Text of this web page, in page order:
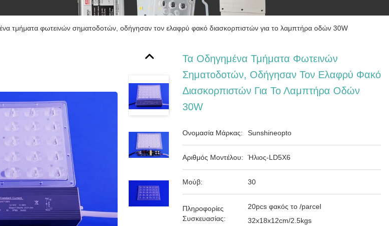
τμήματα φωτεινών σηματοδοτών, οδήγησαν τον ελαφρύ φακό διασκορπιστών για το λαμπτήρα οδών 30W
Τα Οδηγημένα Τμήματα Φωτεινών
Σηματοδοτών, Οδήγησαν Τον Ελαφρύ Φακό
Διασκορπιστών Για Το Λαμπτήρα Οδών
30W
Ονομασία Μάρκας: Sunshineopto
Αριθμός Μοντέλου: Ήλιος-LD5X6
Μούβ: 30
Πληροφορίες
Συσκευασίας:
20pcs φακός το /parcel
32x18x12cm/2.5kgs